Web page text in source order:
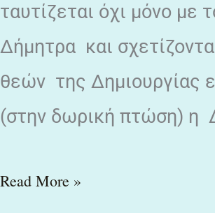
ταυτίζεται όχι μόνο
Δήμητρα και
θεών της Δημιουργίας
(στην δωρική πτώση) η
Read More »